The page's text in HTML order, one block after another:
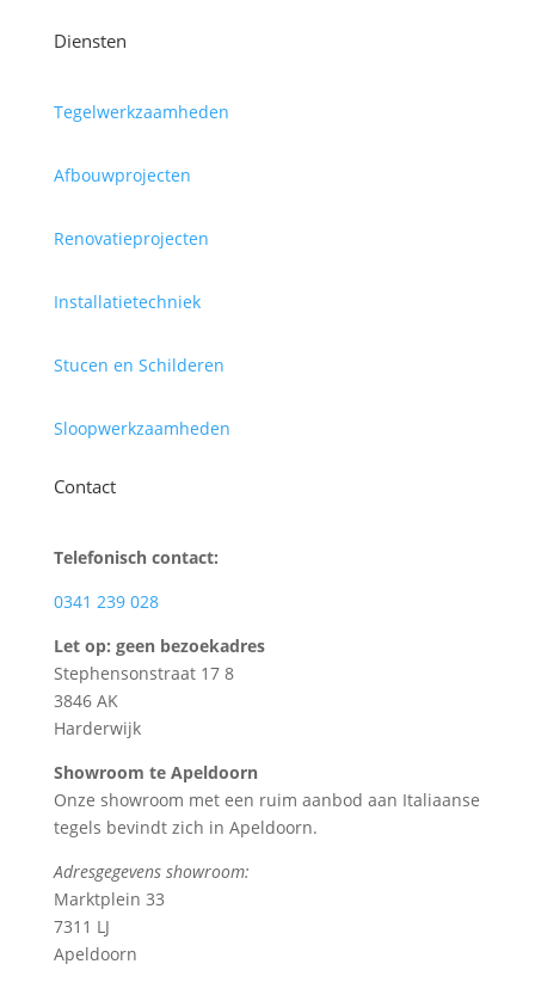
Diensten
Tegelwerkzaamheden
Afbouwprojecten
Renovatieprojecten
Installatietechniek
Stucen en Schilderen
Sloopwerkzaamheden
Contact
Telefonisch contact:
0341 239 028
Let op: geen bezoekadres
Stephensonstraat 17 8
3846 AK
Harderwijk
Showroom te Apeldoorn
Onze showroom met een ruim aanbod aan Italiaanse
tegels bevindt zich in Apeldoorn.
Adresgegevens showroom:
Marktplein 33
7311 LJ
Apeldoorn